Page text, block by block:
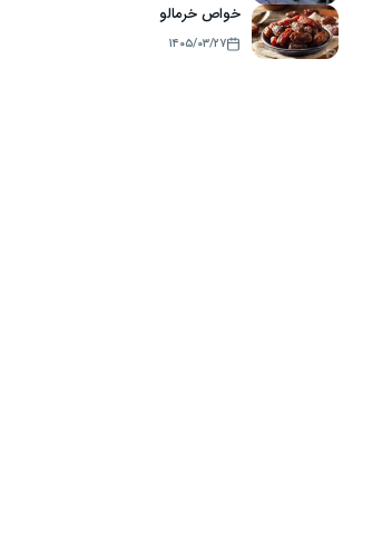
خواص خرمالو
۱۴۰۵/۰۳/۲۷